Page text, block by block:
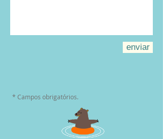
enviar
* Campos obrigatórios.